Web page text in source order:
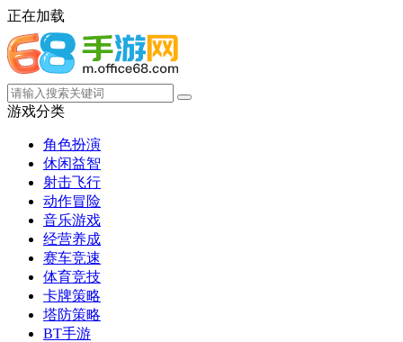
正在加载
游戏分类
角色扮演
休闲益智
射击飞行
动作冒险
音乐游戏
经营养成
赛车竞速
体育竞技
卡牌策略
塔防策略
BT手游